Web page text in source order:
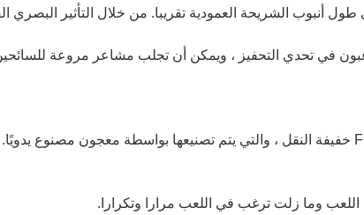
أنبوب الشريحة العمودية تقريبا. من خلال التأثير البصري
في تحدي التحفيز ، ويمكن أن تجلب مشاعر مروعة